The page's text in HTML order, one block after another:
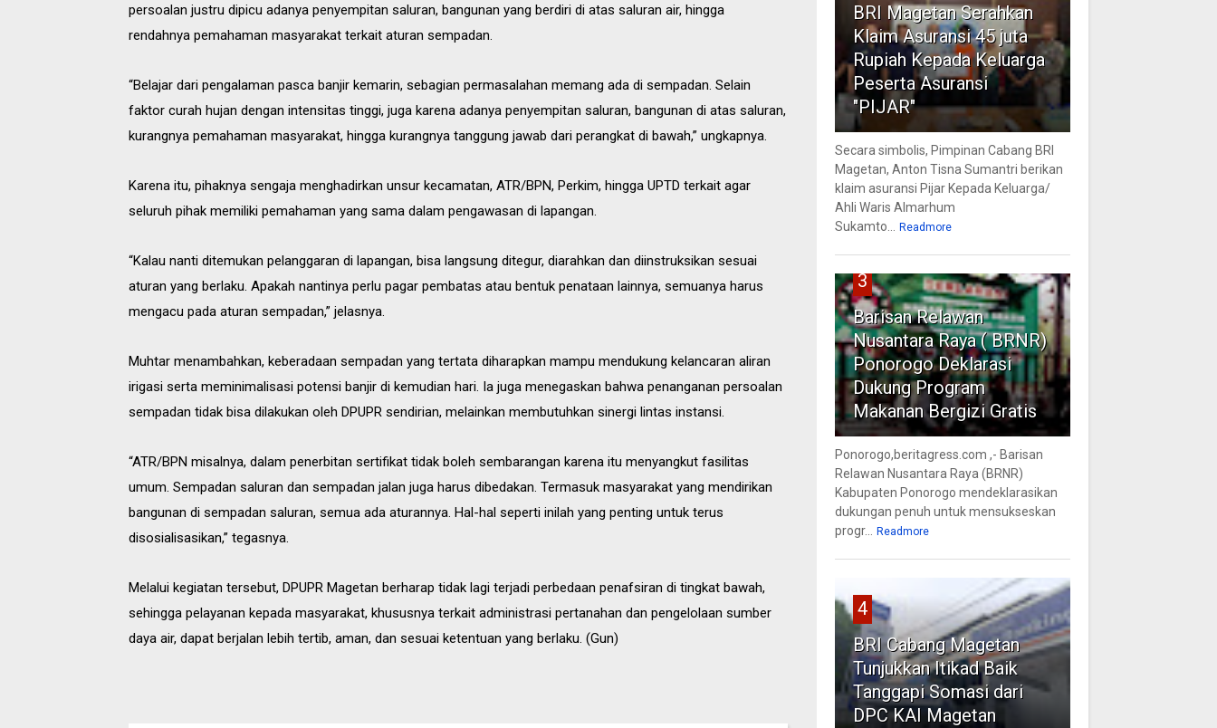
persoalan justru dipicu adanya penyempitan saluran, bangunan yang berdiri di atas saluran air, hingga
rendahnya pemahaman masyarakat terkait aturan sempadan.
“Belajar dari pengalaman pasca banjir kemarin, sebagian permasalahan memang ada di sempadan. Selain
faktor curah hujan dengan intensitas tinggi, juga karena adanya penyempitan saluran, bangunan di atas saluran,
kurangnya pemahaman masyarakat, hingga kurangnya tanggung jawab dari perangkat di bawah,” ungkapnya.
Karena itu, pihaknya sengaja menghadirkan unsur kecamatan, ATR/BPN, Perkim, hingga UPTD terkait agar
seluruh pihak memiliki pemahaman yang sama dalam pengawasan di lapangan.
“Kalau nanti ditemukan pelanggaran di lapangan, bisa langsung ditegur, diarahkan dan diinstruksikan sesuai
aturan yang berlaku. Apakah nantinya perlu pagar pembatas atau bentuk penataan lainnya, semuanya harus
mengacu pada aturan sempadan,” jelasnya.
Muhtar menambahkan, keberadaan sempadan yang tertata diharapkan mampu mendukung kelancaran aliran
irigasi serta meminimalisasi potensi banjir di kemudian hari. Ia juga menegaskan bahwa penanganan persoalan
sempadan tidak bisa dilakukan oleh DPUPR sendirian, melainkan membutuhkan sinergi lintas instansi.
“ATR/BPN misalnya, dalam penerbitan sertifikat tidak boleh sembarangan karena itu menyangkut fasilitas
umum. Sempadan saluran dan sempadan jalan juga harus dibedakan. Termasuk masyarakat yang mendirikan
bangunan di sempadan saluran, semua ada aturannya. Hal-hal seperti inilah yang penting untuk terus
disosialisasikan,” tegasnya.
Melalui kegiatan tersebut, DPUPR Magetan berharap tidak lagi terjadi perbedaan penafsiran di tingkat bawah,
sehingga pelayanan kepada masyarakat, khususnya terkait administrasi pertanahan dan pengelolaan sumber
daya air, dapat berjalan lebih tertib, aman, dan sesuai ketentuan yang berlaku. (Gun)
BRI Magetan Serahkan
Klaim Asuransi 45 juta
Rupiah Kepada Keluarga
Peserta Asuransi
"PIJAR"
Secara simbolis, Pimpinan Cabang BRI
Magetan, Anton Tisna Sumantri berikan
klaim asuransi Pijar Kepada Keluarga/
Ahli Waris Almarhum
Sukamto...
Readmore
3
Barisan Relawan
Nusantara Raya ( BRNR)
Ponorogo Deklarasi
Dukung Program
Makanan Bergizi Gratis
Ponorogo,beritagress.com ,- Barisan
Relawan Nusantara Raya (BRNR)
Kabupaten Ponorogo mendeklarasikan
dukungan penuh untuk mensukseskan
progr...
Readmore
4
BRI Cabang Magetan
Tunjukkan Itikad Baik
Tanggapi Somasi dari
DPC KAI Magetan